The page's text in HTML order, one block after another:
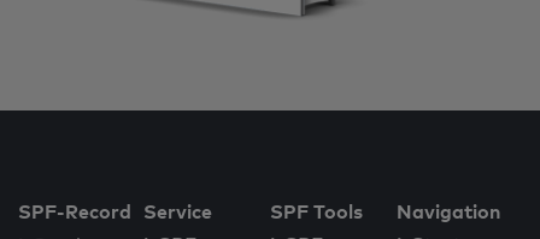
SPF-Record Service SPF Tools Navigation